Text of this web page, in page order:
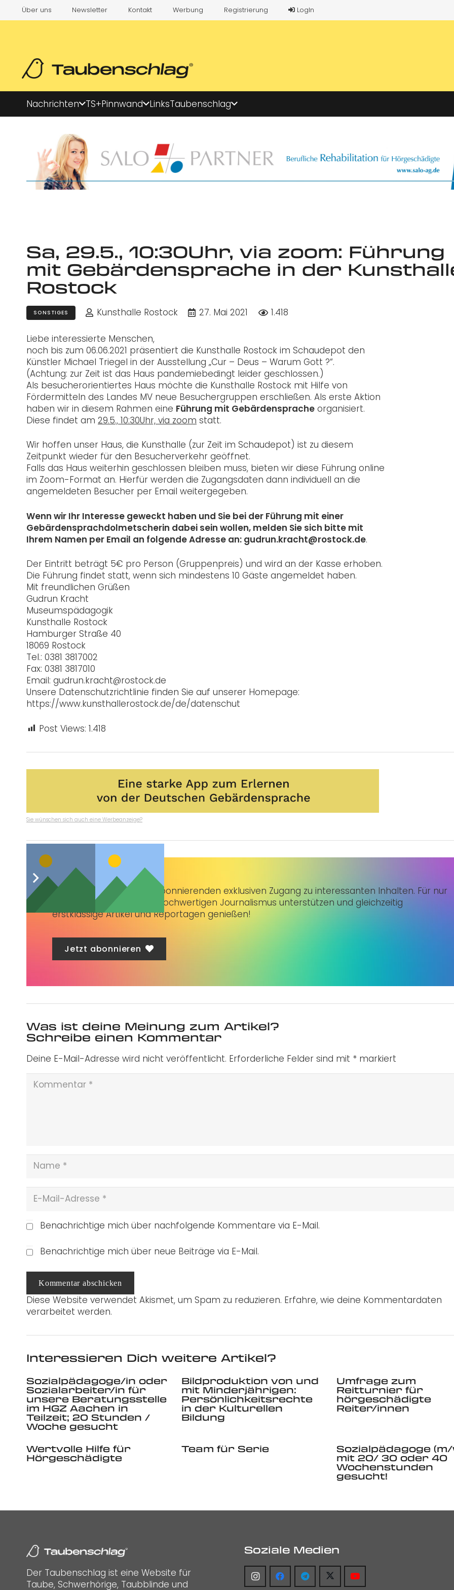
Über uns Newsletter Kontakt Werbung Registrierung LogIn
Nachrichten TS+Pinnwand LinksTaubenschlag
Sa, 29.5., 10:30Uhr, via zoom: Führung
mit Gebärdensprache in der
Rostock
SONSTIGES Kunsthalle Rostock 27. Mai 2021 1.418
Liebe interessierte Menschen,
noch bis zum 06.06.2021 präsentiert die Kunsthalle Rostock im Schaudepot den
Künstler Michael Triegel in der Ausstellung „Cur – Deus – Warum Gott ?“.
(Achtung: zur Zeit ist das Haus pandemiebedingt leider geschlossen.)
Als besucherorientiertes Haus möchte die Kunsthalle Rostock mit Hilfe von
Fördermitteln des Landes MV neue Besuchergruppen erschließen. Als erste Aktion
haben wir in diesem Rahmen eine Führung mit Gebärdensprache organisiert.
Diese findet am 29.5., 10:30Uhr, via zoom statt.
Wir hoffen unser Haus, die Kunsthalle (zur Zeit im Schaudepot) ist zu diesem
Zeitpunkt wieder für den Besucherverkehr geöffnet.
Falls das Haus weiterhin geschlossen bleiben muss, bieten wir diese Führung online
im Zoom-Format an. Hierfür werden die Zugangsdaten dann individuell an die
angemeldeten Besucher per Email weitergegeben.
Wenn wir Ihr Interesse geweckt haben und Sie bei der Führung mit einer
Gebärdensprachdolmetscherin dabei sein wollen, melden Sie sich bitte mit
Ihrem Namen per Email an folgende Adresse an: gudrun.kracht@rostock.de.
Der Eintritt beträgt 5€ pro Person (Gruppenpreis) und wird an der Kasse erhoben.
Die Führung findet statt, wenn sich mindestens 10 Gäste angemeldet haben.
Mit freundlichen Grüßen
Gudrun Kracht
Museumspädagogik
Kunsthalle Rostock
Hamburger Straße 40
18069 Rostock
Tel.: 0381 3817002
Fax: 0381 3817010
Email: gudrun.kracht@rostock.de
Unsere Datenschutzrichtlinie finden Sie auf unserer Homepage:
https://www.kunsthallerostock.de/de/datenschut
Post Views: 1.418
Sie wünschen sich auch eine Werbeanzeige?
Taubenschlag+bietet Abonnierenden exklusiven Zugang zu interessanten Inhalten. Für nur
3 € im Monat kannst du hochwertigen Journalismus unterstützen und gleichzeitig
erstklassige Artikel und Reportagen genießen!
Jetzt abonnieren
Was ist deine Meinung zum Artikel?
Schreibe einen Kommentar
Deine E-Mail-Adresse wird nicht veröffentlicht. Erforderliche Felder sind mit * markiert
Benachrichtige mich über nachfolgende Kommentare via E-Mail.
Benachrichtige mich über neue Beiträge via E-Mail.
Kommentar abschicken
Diese Website verwendet Akismet, um Spam zu reduzieren. Erfahre, wie deine Kommentardaten
verarbeitet werden.
Interessieren Dich weitere Artikel?
Sozialpädagoge/in oder
Sozialarbeiter/in für
unsere Beratungsstelle
im HGZ Aachen in
Teilzeit; 20 Stunden /
Woche gesucht
Bildproduktion von und
mit Minderjährigen:
Persönlichkeitsrechte
in der Kulturellen
Bildung
Umfrage zum
Reitturnier für
hörgeschädigte
Reiter/innen
Wertvolle Hilfe für
Hörgeschädigte
Team für Serie Sozialpädagoge
mit 20/ 30 oder 40
Wochenstunden
gesucht!
Der Taubenschlag ist eine Website für
Taube, Schwerhörige, Taubblinde und
Soziale Medien